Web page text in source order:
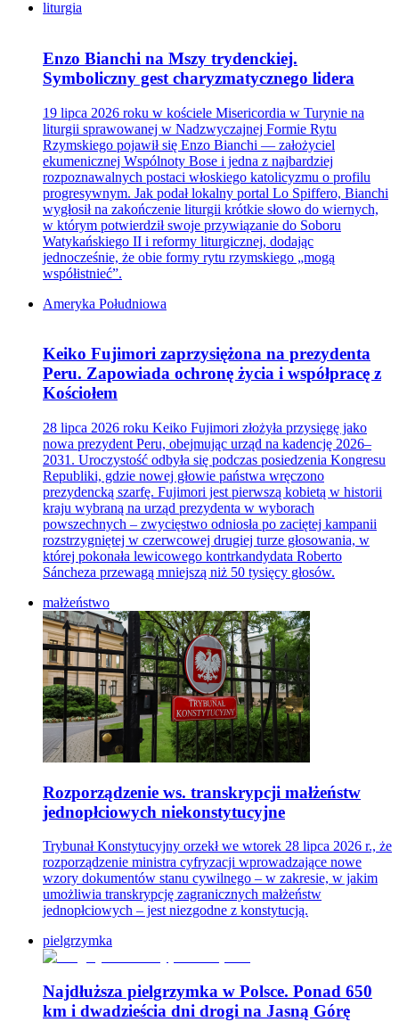
liturgia
Enzo Bianchi na Mszy trydenckiej.
Symboliczny gest charyzmatycznego lidera
19 lipca 2026 roku w kościele Misericordia w Turynie na
liturgii sprawowanej w Nadzwyczajnej Formie Rytu
Rzymskiego pojawił się Enzo Bianchi — założyciel
ekumenicznej Wspólnoty Bose i jedna z najbardziej
rozpoznawalnych postaci włoskiego katolicyzmu o profilu
progresywnym. Jak podał lokalny portal Lo Spiffero, Bianchi
wygłosił na zakończenie liturgii krótkie słowo do wiernych,
w którym potwierdził swoje przywiązanie do Soboru
Watykańskiego II i reformy liturgicznej, dodając
jednocześnie, że obie formy rytu rzymskiego „mogą
współistnieć”.
Ameryka Południowa
Keiko Fujimori zaprzysiężona na prezydenta
Peru. Zapowiada ochronę życia i współpracę z
Kościołem
28 lipca 2026 roku Keiko Fujimori złożyła przysięgę jako
nowa prezydent Peru, obejmując urząd na kadencję 2026–
2031. Uroczystość odbyła się podczas posiedzenia Kongresu
Republiki, gdzie nowej głowie państwa wręczono
prezydencką szarfę. Fujimori jest pierwszą kobietą w historii
kraju wybraną na urząd prezydenta w wyborach
powszechnych – zwycięstwo odniosła po zaciętej kampanii
rozstrzygniętej w czerwcowej drugiej turze głosowania, w
której pokonała lewicowego kontrkandydata Roberto
Sáncheza przewagą mniejszą niż 50 tysięcy głosów.
małżeństwo
Rozporządzenie ws. transkrypcji małżeństw
jednopłciowych niekonstytucyjne
Trybunał Konstytucyjny orzekł we wtorek 28 lipca 2026 r., że
rozporządzenie ministra cyfryzacji wprowadzające nowe
wzory dokumentów stanu cywilnego – w zakresie, w jakim
umożliwia transkrypcję zagranicznych małżeństw
jednopłciowych – jest niezgodne z konstytucją.
pielgrzymka
Najdłuższa pielgrzymka w Polsce. Ponad 650
km i dwadzieścia dni drogi na Jasną Górę